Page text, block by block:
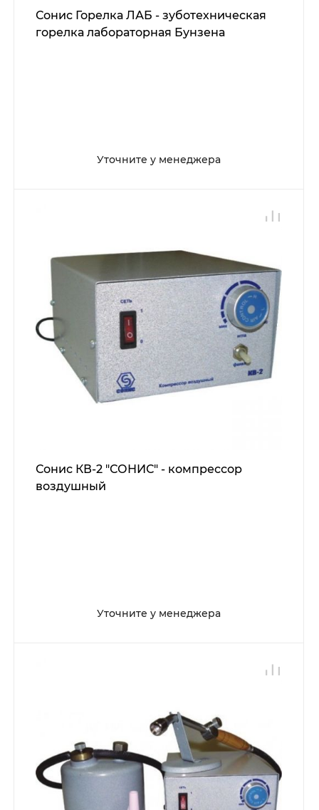
Сонис Горелка ЛАБ - зуботехническая
горелка лабораторная Бунзена
Уточните у менеджера
Сонис КВ-2 "СОНИС" - компрессор
воздушный
Уточните у менеджера